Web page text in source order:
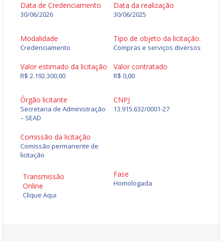
Data de Credenciamento
30/06/2026
Data da realização
30/06/2025
Modalidade
Credenciamento
Tipo de objeto da licitação:
Compras e serviços diversos
Valor estimado da licitação
R$ 2.192.300,00
Valor contratado
R$ 0,00
Órgão licitante
Secretaria de Administração
– SEAD
CNPJ
13.915.632/0001-27
Comissão da licitação
Comissão permanente de
licitação
Transmissão
Online
Clique Aqui
Fase
Homologada